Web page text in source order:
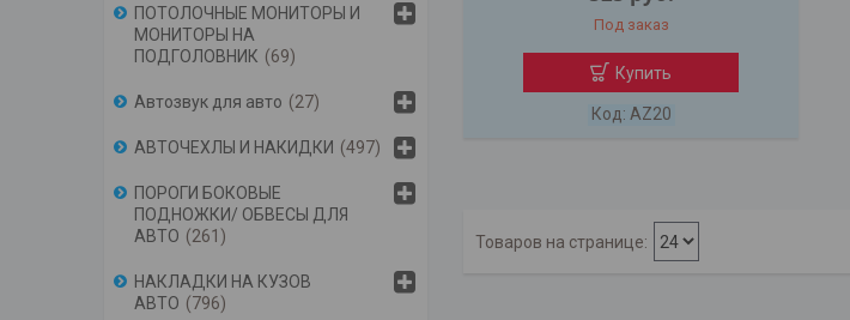
Под заказ
Купить
AZ20
ПОТОЛОЧНЫЕ МОНИТОРЫ И
МОНИТОРЫ НА
ПОДГОЛОВНИК
69
Автозвук для авто 27
АВТОЧЕХЛЫ И НАКИДКИ 497
ПОРОГИ БОКОВЫЕ
ПОДНОЖКИ/ ОБВЕСЫ ДЛЯ
АВТО
261
НАКЛАДКИ НА КУЗОВ
АВТО
796